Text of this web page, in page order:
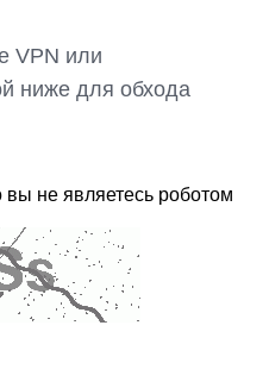
VPN или
ниже для обхода
не являетесь роботом